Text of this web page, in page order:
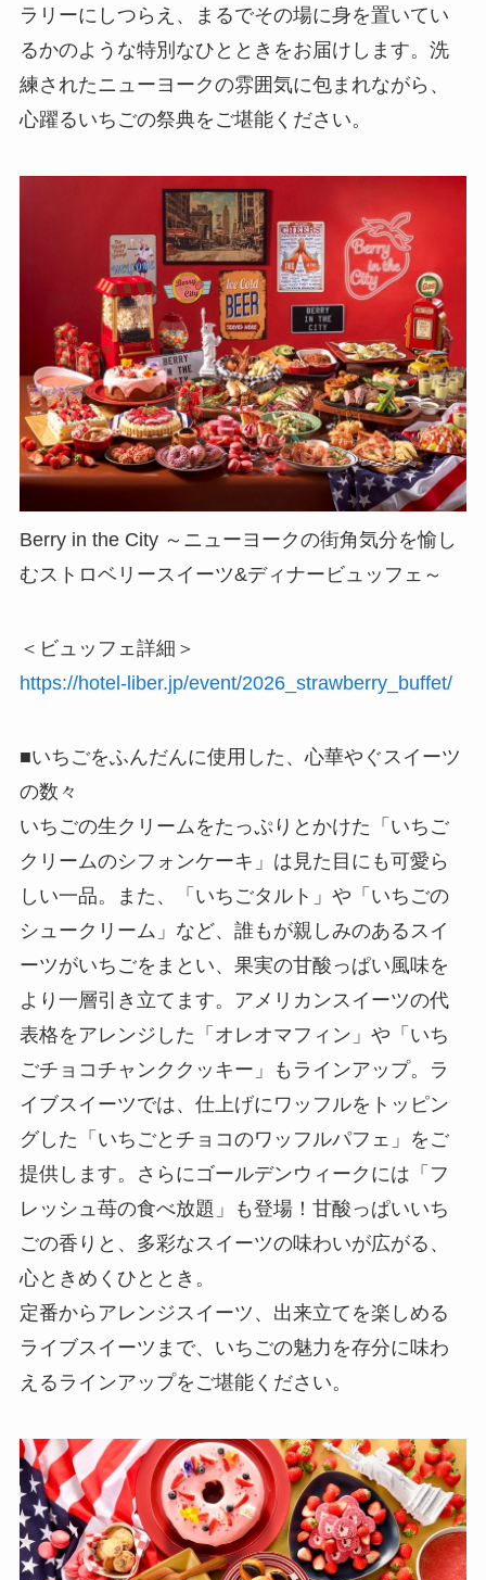
ラリーにしつらえ、まるでその場に身を置いてい
るかのような特別なひとときをお届けします。洗
練されたニューヨークの雰囲気に包まれながら、
心躍るいちごの祭典をご堪能ください。
Berry in the City ～ニューヨークの街角気分を愉し
むストロベリースイーツ&ディナービュッフェ～
＜ビュッフェ詳細＞
https://hotel-liber.jp/event/2026_strawberry_buffet/
■いちごをふんだんに使用した、心華やぐスイーツ
の数々
いちごの生クリームをたっぷりとかけた「いちご
クリームのシフォンケーキ」は見た目にも可愛ら
しい一品。また、「いちごタルト」や「いちごの
シュークリーム」など、誰もが親しみのあるスイ
ーツがいちごをまとい、果実の甘酸っぱい風味を
より一層引き立てます。アメリカンスイーツの代
表格をアレンジした「オレオマフィン」や「いち
ごチョコチャンククッキー」もラインアップ。ラ
イブスイーツでは、仕上げにワッフルをトッピン
グした「いちごとチョコのワッフルパフェ」をご
提供します。さらにゴールデンウィークには「フ
レッシュ苺の食べ放題」も登場！甘酸っぱいいち
ごの香りと、多彩なスイーツの味わいが広がる、
心ときめくひととき。
定番からアレンジスイーツ、出来立てを楽しめる
ライブスイーツまで、いちごの魅力を存分に味わ
えるラインアップをご堪能ください。